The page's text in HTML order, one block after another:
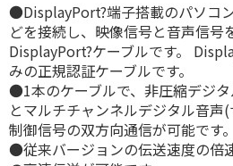
●DisplayPort?端子搭載のパソコ
どを接続し、映像信号と音声信号
DisplayPort?ケーブルです。
みの正規認証ケーブルです。
●1本のケーブルで、非圧縮デジ
とマルチチャンネルデジタル音声(
制御信号の双方向通信が可能です。
●従来バージョンの伝送速度の倍